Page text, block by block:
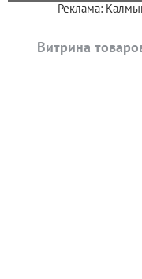
Реклама:
Витрина